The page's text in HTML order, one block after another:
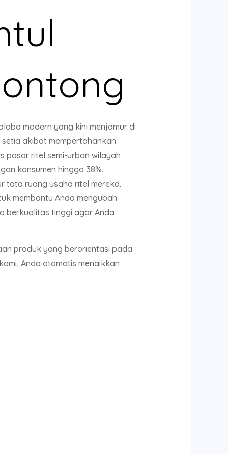
modern yang kini menjamur di
akibat mempertahankan
pasar ritel semi-urban wilayah
konsumen hingga 38%.
tata ruang usaha ritel mereka.
membantu Anda mengubah
berkualitas tinggi agar Anda
produk yang berorientasi pada
Anda otomatis menaikkan